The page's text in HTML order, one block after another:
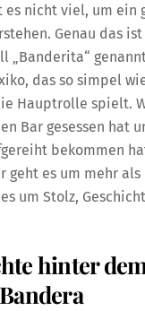
es nicht viel, um ein
Genau das
„Banderita“
das so simpel
Hauptrolle spielt.
Bar gesessen hat
bekommen
geht es um mehr als
um Stolz,
hinter